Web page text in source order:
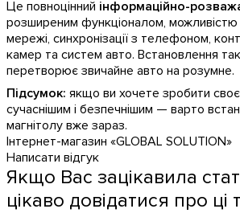
Це повноцінний інформаційно-
розширеним функціоналом,
мережі, синхронізації з телефоном,
камер та систем авто. Встановлення
перетворює звичайне авто на розумне.
Підсумок: якщо ви хочете зробити своє
сучаснішим і безпечнішим — варто
магнітолу вже зараз.
Інтернет-магазин «GLOBAL SOLUTION»
Написати відгук
Якщо Вас зацікавила
цікаво довідатися про ці